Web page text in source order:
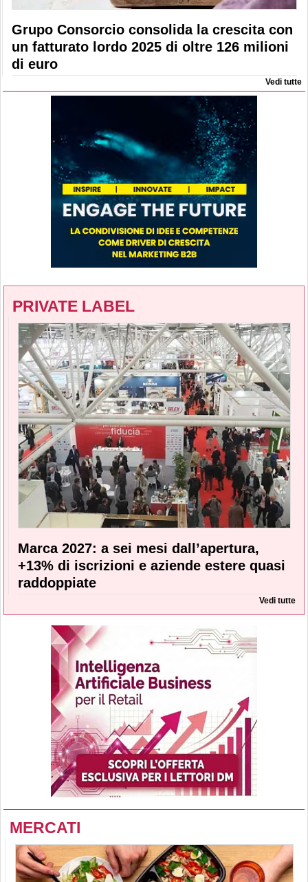
Grupo Consorcio consolida la crescita con
un fatturato lordo 2025 di oltre 126 milioni
di euro
Vedi tutte
PRIVATE LABEL
Marca 2027: a sei mesi dall’apertura,
+13% di iscrizioni e aziende estere quasi
raddoppiate
Vedi tutte
MERCATI